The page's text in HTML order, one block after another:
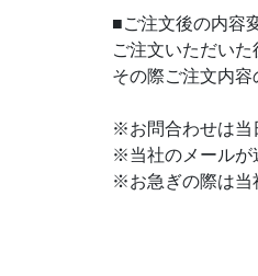
■ご注文後の内容
ご注文いただい
その際ご注文内容
※お問合わせは当
※当社のメールが
※お急ぎの際は当